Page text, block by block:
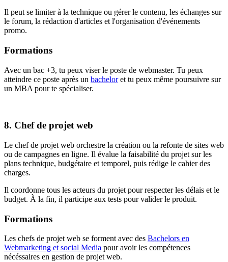
Il peut se limiter à la technique ou gérer le contenu, les échanges sur
le forum, la rédaction d'articles et l'organisation d'événements
promo.
Formations
Avec un bac +3, tu peux viser le poste de webmaster. Tu peux
atteindre ce poste après un bacheloret tu peux même poursuivre sur
un MBA pour te spécialiser.
8. Chef de projet web
Le chef de projet web orchestre la création ou la refonte de sites web
ou de campagnes en ligne. Il évalue la faisabilité du projet sur les
plans technique, budgétaire et temporel, puis rédige le cahier des
charges.
Il coordonne tous les acteurs du projet pour respecter les délais et le
budget. À la fin, il participe aux tests pour valider le produit.
Formations
Les chefs de projet web se forment avec des Bachelors en
Webmarketing et social Media pour avoir les compétences
nécéssaires en gestion de projet web.